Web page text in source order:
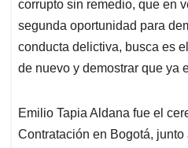
A
p
p
o
o
k
d
I
n
d
s
corrupto sin remedio, que en
segunda oportunidad para
conducta delictiva, busca es
de nuevo y demostrar que ya
Emilio Tapia Aldana fue el
Contratación en Bogotá,